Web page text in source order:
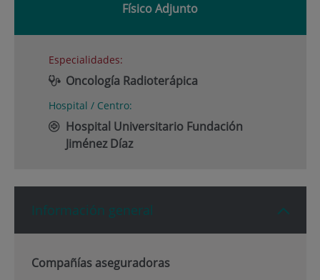
Físico Adjunto
Especialidades:
Oncología Radioterápica
Hospital / Centro:
Hospital Universitario Fundación
Jiménez Díaz
Información general
Compañías aseguradoras